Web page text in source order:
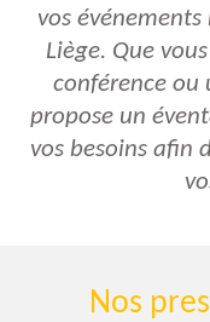
vos
Liège. Que
conférence ou
propose un
vos besoins afin
Nos